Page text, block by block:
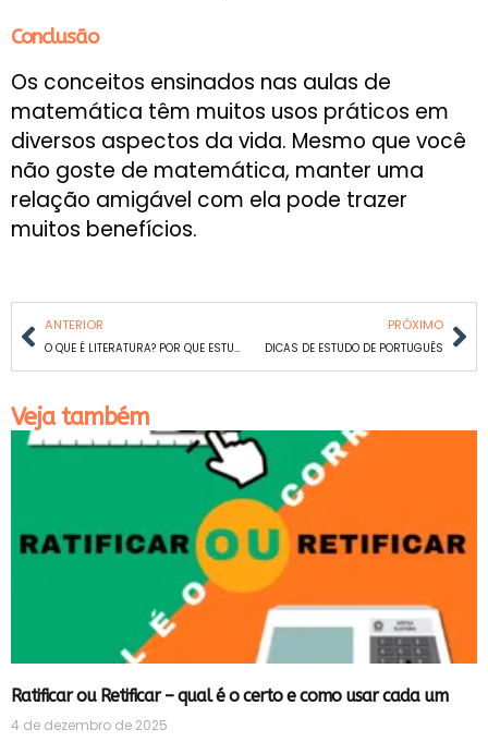
Conclusão
Os conceitos ensinados nas aulas de
matemática têm muitos usos práticos em
diversos aspectos da vida. Mesmo que você
não goste de matemática, manter uma
relação amigável com ela pode trazer
muitos benefícios.
ANTERIOR
O QUE É LITERATURA? POR QUE ESTUDÁ-LA?
PRÓXIMO
DICAS DE ESTUDO DE PORTUGUÊS
Veja também
Ratificar ou Retificar – qual é o certo e como usar cada um
4 de dezembro de 2025